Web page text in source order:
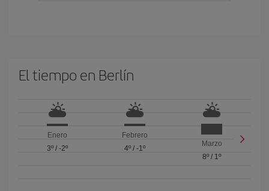
El tiempo en Berlín
Enero
3º/ -2º
Febrero
4º/ -1º
Marzo
8º / 1º